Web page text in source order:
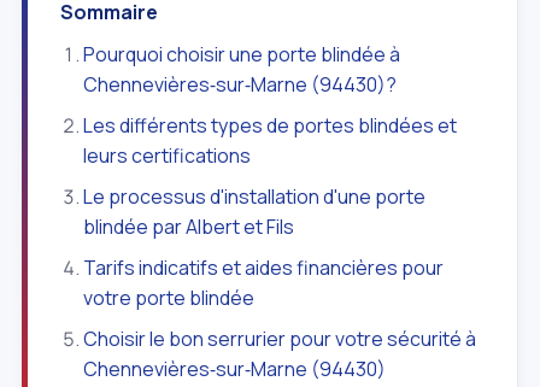
Sommaire
Pourquoi choisir une porte blindée à
Chennevières‑sur‑Marne (94430)?
Les différents types de portes blindées et
leurs certifications
Le processus d'installation d'une porte
blindée par Albert et Fils
Tarifs indicatifs et aides financières pour
votre porte blindée
Choisir le bon serrurier pour votre sécurité à
Chennevières‑sur‑Marne (94430)